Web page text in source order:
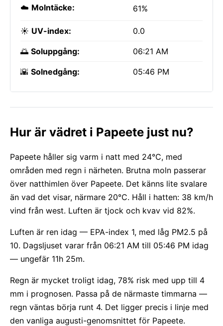
☁️ Molntäcke: 61%
☀️ UV-index: 0.0
🌅 Soluppgång: 06:21 AM
🌇 Solnedgång: 05:46 PM
Hur är vädret i Papeete just nu?
Papeete håller sig varm i natt med 24°C, med
områden med regn i närheten. Brutna moln passerar
över natthimlen över Papeete. Det känns lite svalare
än vad det visar, närmare 20°C. Håll i hatten: 38 km/h
vind från west. Luften är tjock och kvav vid 82%.
Luften är ren idag — EPA-index 1, med låg PM2.5 på
10. Dagsljuset varar från 06:21 AM till 05:46 PM idag
— ungefär 11h 25m.
Regn är mycket troligt idag, 78% risk med upp till 4
mm i prognosen. Passa på de närmaste timmarna —
regn väntas börja runt 4. Det ligger precis i linje med
den vanliga augusti-genomsnittet för Papeete.